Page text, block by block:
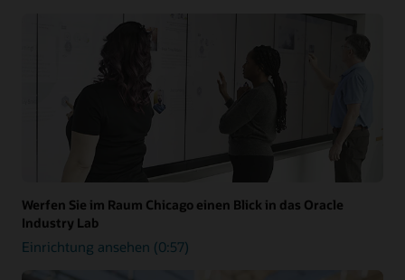
Werfen Sie im Raum Chicago einen Blick in das Oracle
Industry Lab
Einrichtung ansehen (0:57)